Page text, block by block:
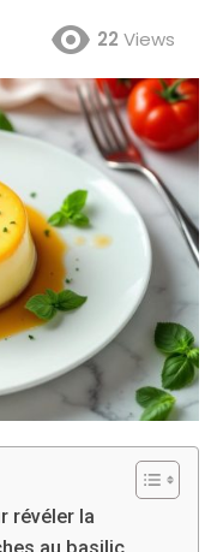
22 Views
révéler la